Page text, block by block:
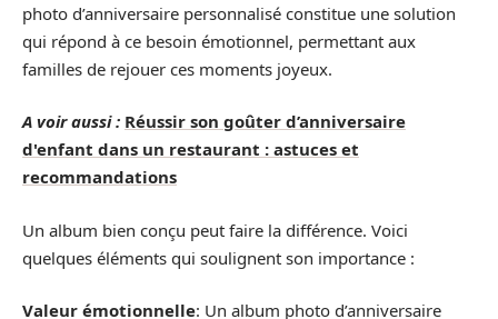
photo d’anniversaire personnalisé constitue une solution
qui répond à ce besoin émotionnel, permettant aux
familles de rejouer ces moments joyeux.
A voir aussi : Réussir son goûter d’anniversaire
d'enfant dans un restaurant : astuces et
recommandations
Un album bien conçu peut faire la différence. Voici
quelques éléments qui soulignent son importance :
Valeur émotionnelle: Un album photo d’anniversaire